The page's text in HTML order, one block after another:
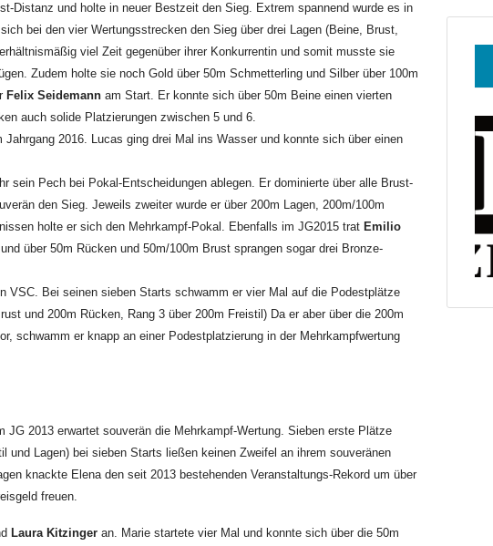
Distanz und holte in neuer Bestzeit den Sieg. Extrem spannend wurde es in
bei den vier Wertungsstrecken den Sieg über drei Lagen (Beine, Brust,
viel Zeit gegenüber ihrer Konkurrentin und somit musste sie
Zudem holte sie noch Gold über 50m Schmetterling und Silber über 100m
Felix Seidemann am Start. Er konnte sich über 50m Beine einen vierten
auch solide Platzierungen zwischen 5 und 6.
Jahrgang 2016. Lucas ging drei Mal ins Wasser und konnte sich über einen
sein Pech bei Pokal-Entscheidungen ablegen. Er dominierte über alle Brust-
den Sieg. Jeweils zweiter wurde er über 200m Lagen, 200m/100m
holte er sich den Mehrkampf-Pokal. Ebenfalls im JG2015 trat Emilio
über 50m Rücken und 50m/100m Brust sprangen sogar drei Bronze-
VSC. Bei seinen sieben Starts schwamm er vier Mal auf die Podestplätze
und 200m Rücken, Rang 3 über 200m Freistil) Da er aber über die 200m
schwamm er knapp an einer Podestplatzierung in der Mehrkampfwertung
JG 2013 erwartet souverän die Mehrkampf-Wertung. Sieben erste Plätze
und Lagen) bei sieben Starts ließen keinen Zweifel an ihrem souveränen
knackte Elena den seit 2013 bestehenden Veranstaltungs-Rekord um über
freuen.
Laura Kitzinger an. Marie startete vier Mal und konnte sich über die 50m